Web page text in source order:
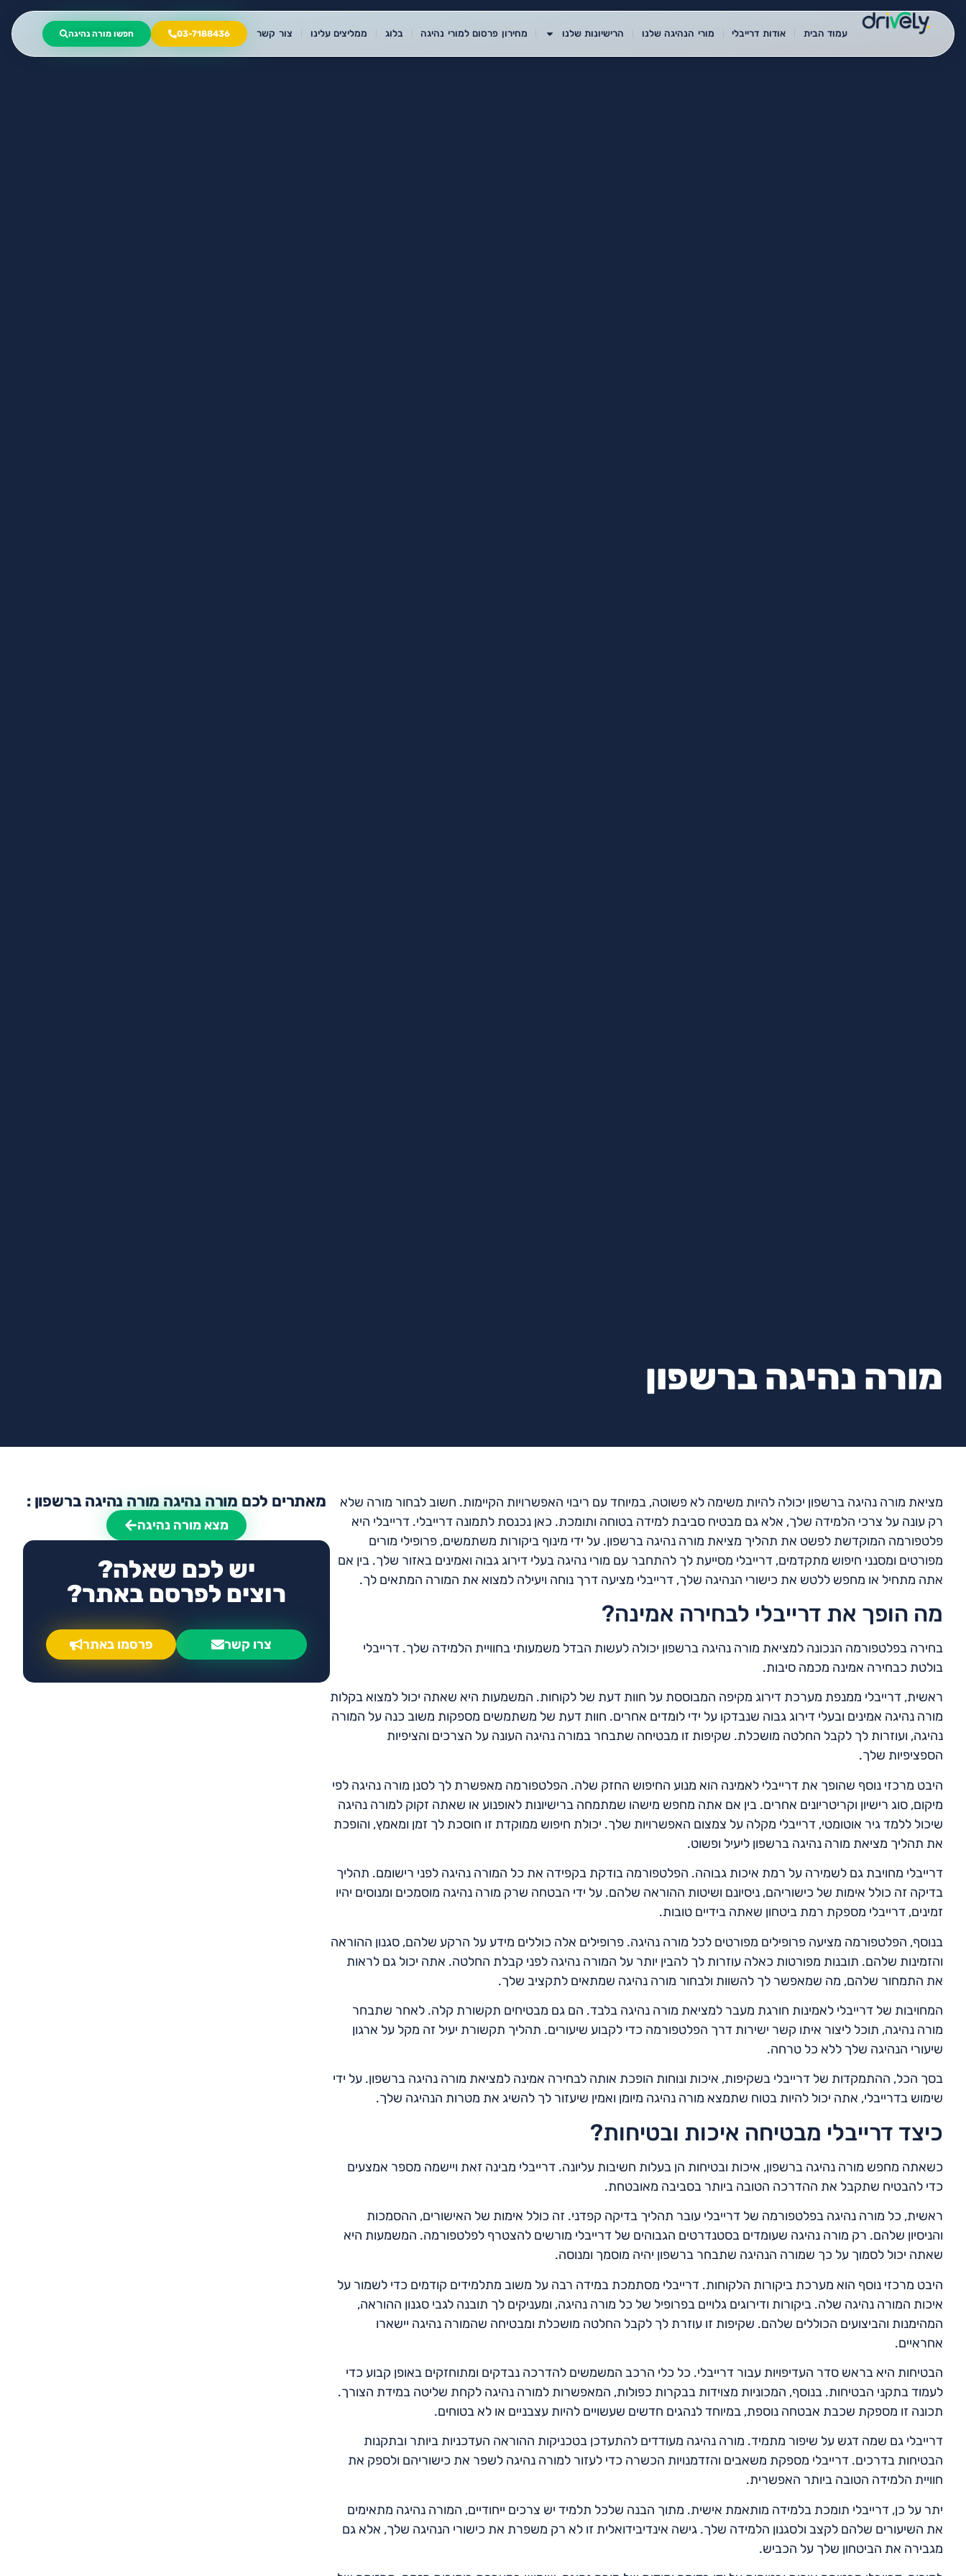
עמוד הבית אודות דרייבלי מורי הנהיגה שלנו הרישיונות שלנו מחירון פרסום למורי נהיגה בלוג ממליצים עלינו צור קשר 03-7188436 חפשו מורה נהיגה
מורה נהיגה ברשפון
מציאת מורה נהיגה ברשפון יכולה להיות משימה לא פשוטה, במיוחד עם ריבוי האפשרויות הקיימות. חשוב לבחור מורה שלא
רק עונה על צרכי הלמידה שלך, אלא גם מבטיח סביבת למידה בטוחה ותומכת. כאן נכנסת לתמונה דרייבלי. דרייבלי היא
פלטפורמה המוקדשת לפשט את תהליך מציאת מורה נהיגה ברשפון. על ידי מינוף ביקורות משתמשים, פרופילי מורים
מפורטים ומסנני חיפוש מתקדמים, דרייבלי מסייעת לך להתחבר עם מורי נהיגה בעלי דירוג גבוה ואמינים באזור שלך. בין אם
אתה מתחיל או מחפש ללטש את כישורי הנהיגה שלך, דרייבלי מציעה דרך נוחה ויעילה למצוא את המורה המתאים לך.
מה הופך את דרייבלי לבחירה אמינה?
בחירה בפלטפורמה הנכונה למציאת מורה נהיגה ברשפון יכולה לעשות הבדל משמעותי בחוויית הלמידה שלך. דרייבלי
בולטת כבחירה אמינה מכמה סיבות.
ראשית, דרייבלי ממנפת מערכת דירוג מקיפה המבוססת על חוות דעת של לקוחות. המשמעות היא שאתה יכול למצוא בקלות
מורה נהיגה אמינים ובעלי דירוג גבוה שנבדקו על ידי לומדים אחרים. חוות דעת של משתמשים מספקות משוב כנה על המורה
נהיגה, ועוזרות לך לקבל החלטה מושכלת. שקיפות זו מבטיחה שתבחר במורה נהיגה העונה על הצרכים והציפיות
הספציפיות שלך.
היבט מרכזי נוסף שהופך את דרייבלי לאמינה הוא מנוע החיפוש החזק שלה. הפלטפורמה מאפשרת לך לסנן מורה נהיגה לפי
מיקום, סוג רישיון וקריטריונים אחרים. בין אם אתה מחפש מישהו שמתמחה ברישיונות לאופנוע או שאתה זקוק למורה נהיגה
שיכול ללמד גיר אוטומטי, דרייבלי מקלה על צמצום האפשרויות שלך. יכולת חיפוש ממוקדת זו חוסכת לך זמן ומאמץ, והופכת
את תהליך מציאת מורה נהיגה ברשפון ליעיל ופשוט.
דרייבלי מחויבת גם לשמירה על רמת איכות גבוהה. הפלטפורמה בודקת בקפידה את כל המורה נהיגה לפני רישומם. תהליך
בדיקה זה כולל אימות של כישוריהם, ניסיונם ושיטות ההוראה שלהם. על ידי הבטחה שרק מורה נהיגה מוסמכים ומנוסים יהיו
זמינים, דרייבלי מספקת רמת ביטחון שאתה בידיים טובות.
בנוסף, הפלטפורמה מציעה פרופילים מפורטים לכל מורה נהיגה. פרופילים אלה כוללים מידע על הרקע שלהם, סגנון ההוראה
והזמינות שלהם. תובנות מפורטות כאלה עוזרות לך להבין יותר על המורה נהיגה לפני קבלת החלטה. אתה יכול גם לראות
את התמחור שלהם, מה שמאפשר לך להשוות ולבחור מורה נהיגה שמתאים לתקציב שלך.
המחויבות של דרייבלי לאמינות חורגת מעבר למציאת מורה נהיגה בלבד. הם גם מבטיחים תקשורת קלה. לאחר שתבחר
מורה נהיגה, תוכל ליצור איתו קשר ישירות דרך הפלטפורמה כדי לקבוע שיעורים. תהליך תקשורת יעיל זה מקל על ארגון
שיעורי הנהיגה שלך ללא כל טרחה.
בסך הכל, ההתמקדות של דרייבלי בשקיפות, איכות ונוחות הופכת אותה לבחירה אמינה למציאת מורה נהיגה ברשפון. על ידי
שימוש בדרייבלי, אתה יכול להיות בטוח שתמצא מורה נהיגה מיומן ואמין שיעזור לך להשיג את מטרות הנהיגה שלך.
כיצד דרייבלי מבטיחה איכות ובטיחות?
כשאתה מחפש מורה נהיגה ברשפון, איכות ובטיחות הן בעלות חשיבות עליונה. דרייבלי מבינה זאת ויישמה מספר אמצעים
כדי להבטיח שתקבל את ההדרכה הטובה ביותר בסביבה מאובטחת.
ראשית, כל מורה נהיגה בפלטפורמה של דרייבלי עובר תהליך בדיקה קפדני. זה כולל אימות של האישורים, ההסמכות
והניסיון שלהם. רק מורה נהיגה שעומדים בסטנדרטים הגבוהים של דרייבלי מורשים להצטרף לפלטפורמה. המשמעות היא
שאתה יכול לסמוך על כך שמורה הנהיגה שתבחר ברשפון יהיה מוסמך ומנוסה.
היבט מרכזי נוסף הוא מערכת ביקורות הלקוחות. דרייבלי מסתמכת במידה רבה על משוב מתלמידים קודמים כדי לשמור על
איכות המורה נהיגה שלה. ביקורות ודירוגים גלויים בפרופיל של כל מורה נהיגה, ומעניקים לך תובנה לגבי סגנון ההוראה,
המהימנות והביצועים הכוללים שלהם. שקיפות זו עוזרת לך לקבל החלטה מושכלת ומבטיחה שהמורה נהיגה יישארו
אחראיים.
הבטיחות היא בראש סדר העדיפויות עבור דרייבלי. כל כלי הרכב המשמשים להדרכה נבדקים ומתוחזקים באופן קבוע כדי
לעמוד בתקני הבטיחות. בנוסף, המכוניות מצוידות בבקרות כפולות, המאפשרות למורה נהיגה לקחת שליטה במידת הצורך.
תכונה זו מספקת שכבת אבטחה נוספת, במיוחד לנהגים חדשים שעשויים להיות עצבניים או לא בטוחים.
דרייבלי גם שמה דגש על שיפור מתמיד. מורה נהיגה מעודדים להתעדכן בטכניקות ההוראה העדכניות ביותר ובתקנות
הבטיחות בדרכים. דרייבלי מספקת משאבים והזדמנויות הכשרה כדי לעזור למורה נהיגה לשפר את כישוריהם ולספק את
חוויית הלמידה הטובה ביותר האפשרית.
יתר על כן, דרייבלי תומכת בלמידה מותאמת אישית. מתוך הבנה שלכל תלמיד יש צרכים ייחודיים, המורה נהיגה מתאימים
את השיעורים שלהם לקצב ולסגנון הלמידה שלך. גישה אינדיבידואלית זו לא רק משפרת את כישורי הנהיגה שלך, אלא גם
מגבירה את הביטחון שלך על הכביש.
מאתרים לכם מורה נהיגה מורה נהיגה ברשפון :
מצא מורה נהיגה
יש לכם שאלה?
רוצים לפרסם באתר?
צרו קשר פרסמו באתר